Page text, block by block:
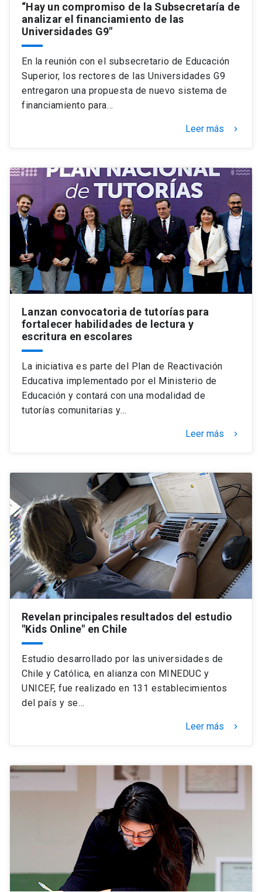
“Hay un compromiso de la Subsecretaría de
analizar el financiamiento de las
Universidades G9"
En la reunión con el subsecretario de Educación
Superior, los rectores de las Universidades G9
entregaron una propuesta de nuevo sistema de
financiamiento para…
Leer más keyboard_arrow_right
Lanzan convocatoria de tutorías para
fortalecer habilidades de lectura y
escritura en escolares
La iniciativa es parte del Plan de Reactivación
Educativa implementado por el Ministerio de
Educación y contará con una modalidad de
tutorías comunitarias y…
Leer más keyboard_arrow_right
Revelan principales resultados del estudio
"Kids Online" en Chile
Estudio desarrollado por las universidades de
Chile y Católica, en alianza con MINEDUC y
UNICEF, fue realizado en 131 establecimientos
del país y se…
Leer más keyboard_arrow_right